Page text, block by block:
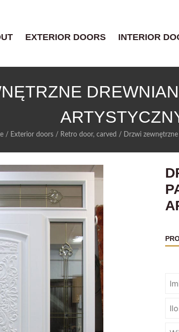
EXTERIOR DOORS INTERIOR
/ Exterior doors/ Retro door, carved / Drzwi